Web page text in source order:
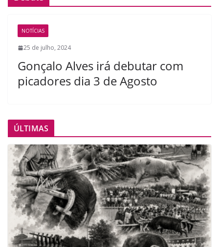
NOTÍCIAS
25 de julho, 2024
Gonçalo Alves irá debutar com
picadores dia 3 de Agosto
ÚLTIMAS